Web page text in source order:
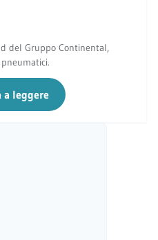
del Gruppo Continental,
a leggere